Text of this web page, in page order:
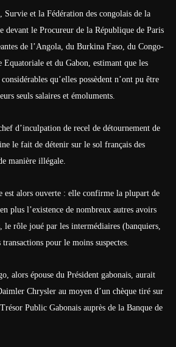
et la Fédération des congolais de la
devant le Procureur de la République de Paris
de l’Angola, du Burkina Faso, du Congo-
et du Gabon, estimant que les
qu’elles possèdent n’ont pu être
seuls salaires et émoluments.
d’inculpation de recel de détournement de
le fait de détenir sur le sol français des
manière illégale.
est alors ouverte : elle confirme la plupart de
plus l’existence de nombreux autres avoirs
rôle joué par les intermédiaires (banquiers,
pour le moins suspectes.
alors épouse du Président gabonais, aurait
Chrysler au moyen d’un chèque tiré sur
Public Gabonais auprès de la Banque de